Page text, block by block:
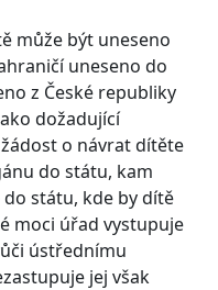
může být uneseno
uneseno do
z České republiky
dožadující
o návrat dítěte
do státu, kam
státu, kde by dítě
moci úřad vystupuje
ústřednímu
jej však